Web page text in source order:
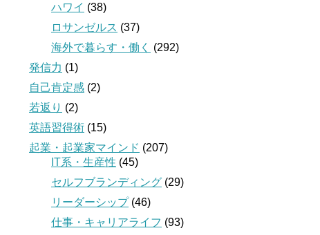
ハワイ (38)
ロサンゼルス (37)
海外で暮らす・働く
(292)
発信力 (1)
自己肯定感 (2)
若返り (2)
英語習得術 (15)
起業・起業家マインド (207)
IT系・生産性 (45)
セルフブランディング (29)
リーダーシップ(46)
仕事・キャリアライフ (93)